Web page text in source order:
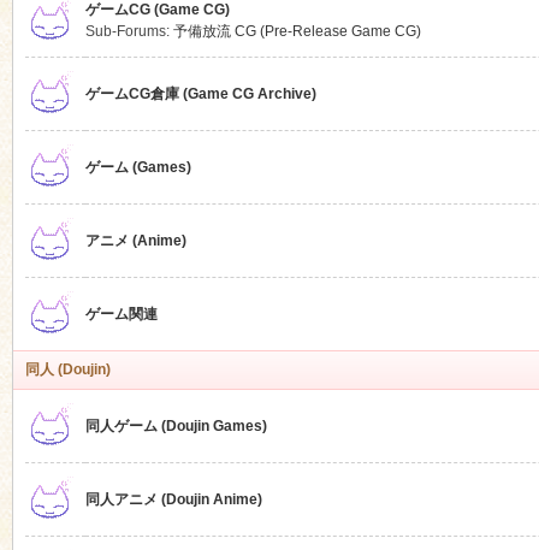
ゲームCG (Game CG)
Sub-Forums: 予備放流 CG (Pre-Release Game CG)
ゲームCG倉庫 (Game CG Archive)
ゲーム (Games)
アニメ (Anime)
ゲーム関連
同人 (Doujin)
同人ゲーム (Doujin Games)
同人アニメ (Doujin Anime)